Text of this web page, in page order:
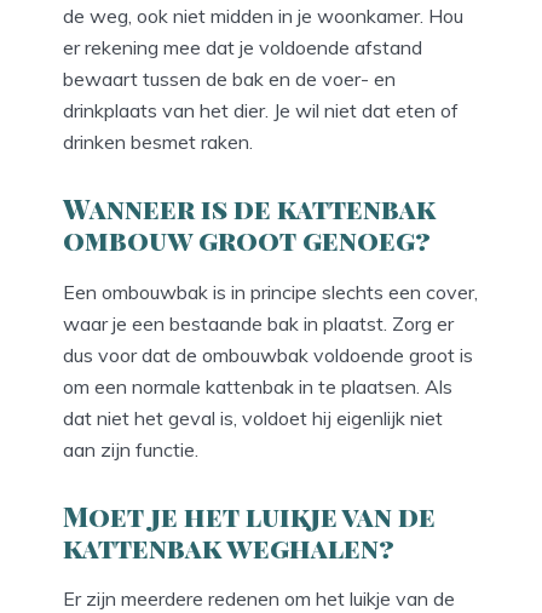
de weg, ook niet midden in je woonkamer. Hou
er rekening mee dat je voldoende afstand
bewaart tussen de bak en de voer- en
drinkplaats van het dier. Je wil niet dat eten of
drinken besmet raken.
Wanneer is de kattenbak
ombouw groot genoeg?
Een ombouwbak is in principe slechts een cover,
waar je een bestaande bak in plaatst. Zorg er
dus voor dat de ombouwbak voldoende groot is
om een normale kattenbak in te plaatsen. Als
dat niet het geval is, voldoet hij eigenlijk niet
aan zijn functie.
Moet je het luikje van de
kattenbak weghalen?
Er zijn meerdere redenen om het luikje van de